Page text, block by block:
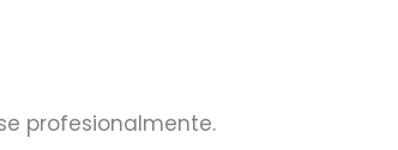
profesionalmente.